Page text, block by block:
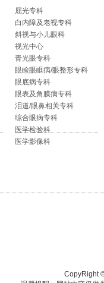
屈光专科
白内障及老视专科
斜视与小儿眼科
视光中心
青光眼专科
眼睑眼眶病/眼整形专科
眼底病专科
眼表及角膜病专科
泪道/眼鼻相关专科
综合眼病专科
医学检验科
医学影像科
CopyRight